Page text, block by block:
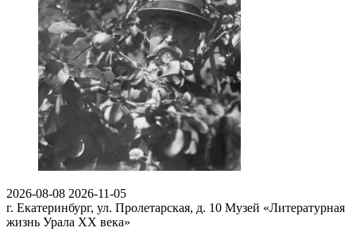
2026-08-08 2026-11-05
г. Екатеринбург, ул. Пролетарская, д. 10 Музей «Литературная
жизнь Урала ХХ века»